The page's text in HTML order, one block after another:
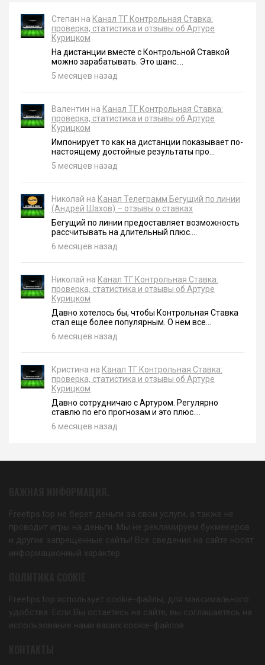
Степан на Канал ТГ Контрольная Ставка:
проверка, статистика и отзывы об Артуре
Курицком
На дистанции вместе с Контрольной Ставкой
можно зарабатывать. Это шанс....
5 месяцев назад
Валентин на Канал ТГ Контрольная Ставка:
проверка, статистика и отзывы об Артуре
Курицком
Импонирует то как на дистанции показывает по-
настоящему достойные результаты про...
5 месяцев назад
Николай на Канал Телеграмм Бегущий по линии
(Андрей Шахов) – отзывы о ставках
Бегущий по линии предоставляет возможность
рассчитывать на длительный плюс....
6 месяцев назад
Николай на Канал ТГ Контрольная Ставка:
проверка, статистика и отзывы об Артуре
Курицком
Давно хотелось бы, чтобы Контрольная Ставка
стал еще более популярным. О нем все...
6 месяцев назад
Кристина на Канал ТГ Контрольная Ставка:
проверка, статистика и отзывы об Артуре
Курицком
Давно сотрудничаю с Артуром. Регулярно
ставлю по его прогнозам и это плюс....
6 месяцев назад
Freetips.top не берет деньги за свои услуги, а также не
проводит игры на деньги. Мы не рекламируем букмекеров
и другие запрещенные сайты! Все сведения на сайте носят
информационный характер.
Freetips.top использует cookie-файлы, для максимального
удобства. Если Вы остаетесь на сайте, вы соглашаетесь на
использование нами ваших cookie-файлов.